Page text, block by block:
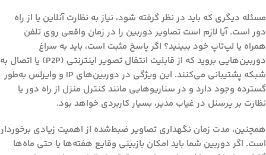
مسئله دیگری که باید در نظر گرفته شود، نیاز به نظارت آنلاین یا از راه
دور است. آیا لازم است تصاویر دوربین را در زمان واقعی روی تلفن
همراه یا لپ‌تاپ خود ببینید؟ اگر پاسخ مثبت است، باید به سراغ
دوربین‌هایی بروید که از قابلیت انتقال تصویر اینترنتی (P2P) یا اتصال به
شبکه پشتیبانی می‌کنند. این ویژگی در دوربین‌های IP و وایرلس به‌طور
گسترده وجود دارد و در سناریوهایی مانند کنترل منزل از راه دور یا
نظارت بر پرسنل در غیاب مدیر، بسیار کاربردی خواهد بود.
همچنین، مدت زمان نگهداری تصاویر ضبط‌شده از اهمیت زیادی برخوردار
است. اگر دوربین شما باید امکان بازبینی وقایع هفته‌ها یا حتی ماه‌ها